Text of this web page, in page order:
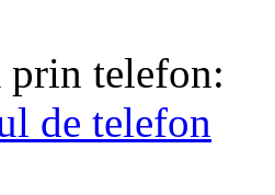
prin telefon:
de telefon